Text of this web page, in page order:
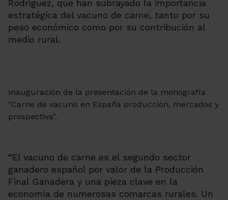
Rodríguez, que han subrayado la importancia
estratégica del vacuno de carne, tanto por su
peso económico como por su contribución al
medio rural.
Inauguración de la presentación de la monografía
"Carne de vacuno en España producción, mercados y
prospectiva".
“El vacuno de carne es el segundo sector
ganadero español por valor de la Producción
Final Ganadera y una pieza clave en la
economía de numerosas comarcas rurales. Un